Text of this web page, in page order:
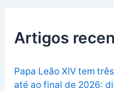
Artigos
Papa Leão XIV tem
até ao final de 2026: